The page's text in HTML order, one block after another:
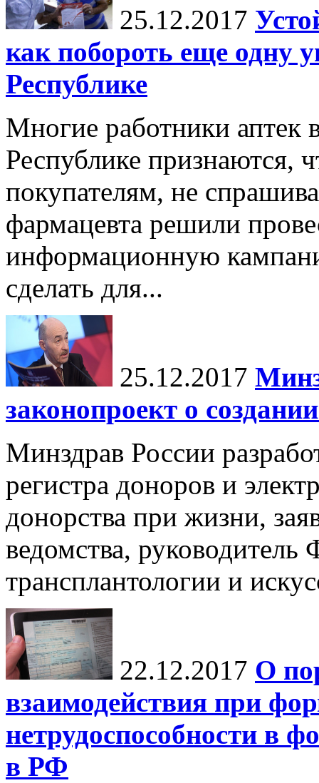
25.12.2017
как побороть еще одну
Республике
Многие работники аптек
Республике признаются,
покупателям, не
фармацевта решили
информационную
сделать для...
25.12.2017
законопроект о
Минздрав России
регистра доноров и
донорства при жизни,
ведомства, руководитель
трансплантологии и
22.12.2017 О
взаимодействия при
нетрудоспособности в
в РФ